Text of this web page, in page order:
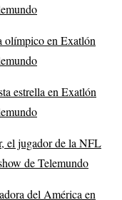
olímpico en Exatlón
estrella en Exatlón
el jugador de la NFL
de Telemundo
del América en